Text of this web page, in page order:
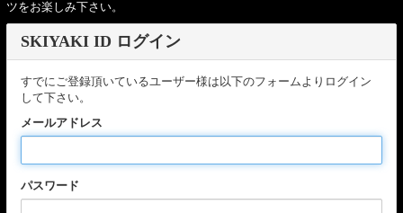
ツをお楽しみ下さい。
SKIYAKI ID ログイン
すでにご登録頂いているユーザー様は以下のフォームよりログイン
して下さい。
メールアドレス
パスワード